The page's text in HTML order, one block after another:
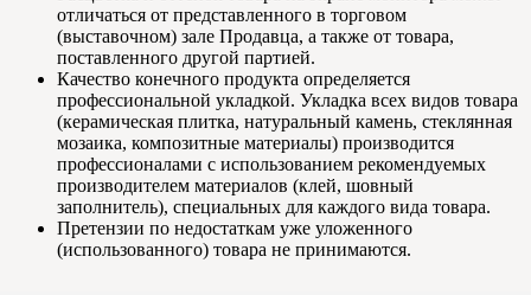
отличаться от представленного в торговом
(выставочном) зале Продавца, а также от товара,
поставленного другой партией.
Качество конечного продукта определяется
профессиональной укладкой. Укладка всех видов товара
(керамическая плитка, натуральный камень, стеклянная
мозаика, композитные материалы) производится
профессионалами с использованием рекомендуемых
производителем материалов (клей, шовный
заполнитель), специальных для каждого вида товара.
Претензии по недостаткам уже уложенного
(использованного) товара не принимаются.